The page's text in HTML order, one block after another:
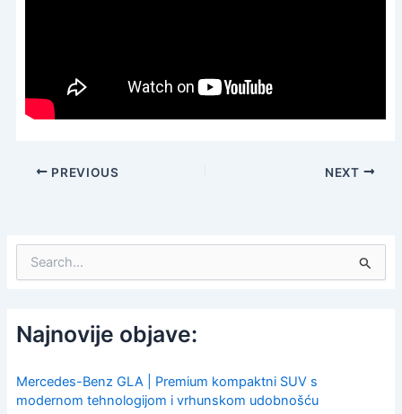
PREVIOUS NEXT
c
h
o
r
Najnovije objave:
Mercedes-Benz GLA | Premium kompaktni SUV s
modernom tehnologijom i vrhunskom udobnošću